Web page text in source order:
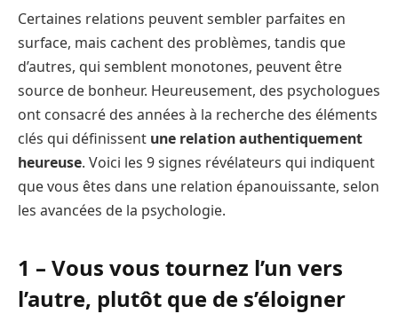
Certaines relations peuvent sembler parfaites en
surface, mais cachent des problèmes, tandis que
d’autres, qui semblent monotones, peuvent être
source de bonheur. Heureusement, des psychologues
ont consacré des années à la recherche des éléments
clés qui définissent une relation authentiquement
heureuse. Voici les 9 signes révélateurs qui indiquent
que vous êtes dans une relation épanouissante, selon
les avancées de la psychologie.
1 – Vous vous tournez l’un vers
l’autre, plutôt que de s’éloigner